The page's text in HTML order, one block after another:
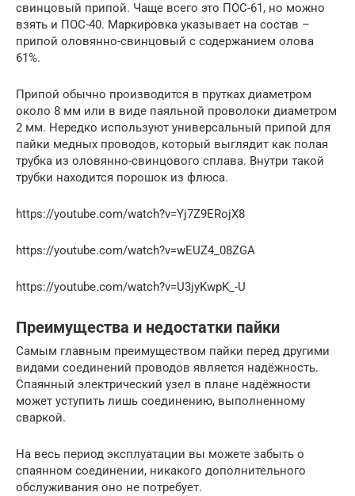
свинцовый припой. Чаще всего это ПОС-61, но можно
взять и ПОС-40. Маркировка указывает на состав –
припой оловянно-свинцовый с содержанием олова
61%.
Припой обычно производится в прутках диаметром
около 8 мм или в виде паяльной проволоки диаметром
2 мм. Нередко используют универсальный припой для
пайки медных проводов, который выглядит как полая
трубка из оловянно-свинцового сплава. Внутри такой
трубки находится порошок из флюса.
https://youtube.com/watch?v=Yj7Z9ERojX8
https://youtube.com/watch?v=wEUZ4_08ZGA
https://youtube.com/watch?v=U3jyKwpK_-U
Преимущества и недостатки пайки
Самым главным преимуществом пайки перед другими
видами соединений проводов является надёжность.
Спаянный электрический узел в плане надёжности
может уступить лишь соединению, выполненному
сваркой.
На весь период эксплуатации вы можете забыть о
спаянном соединении, никакого дополнительного
обслуживания оно не потребует.